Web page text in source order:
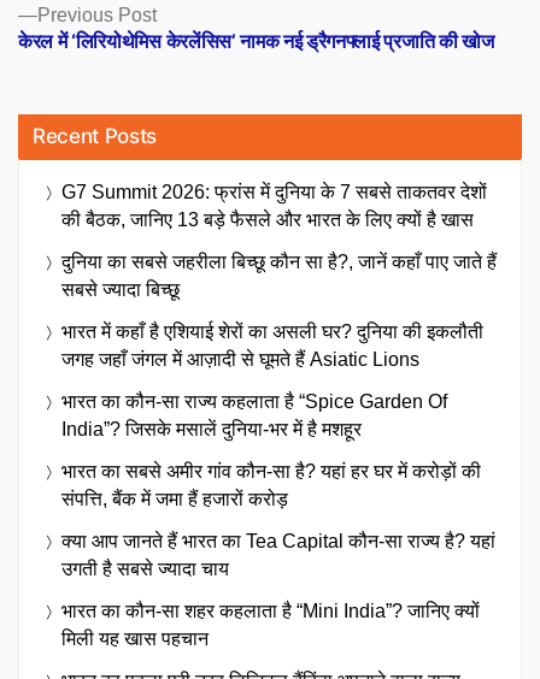
Previous PostPrevious
post:
केरल में ‘लिरियोथेमिस केरलेंसिस’ नामक नई ड्रैगनफ्लाई प्रजाति की खोज
Recent Posts
G7 Summit 2026: फ्रांस में दुनिया के 7 सबसे ताकतवर देशों
की बैठक, जानिए 13 बड़े फैसले और भारत के लिए क्यों है खास
दुनिया का सबसे जहरीला बिच्छू कौन सा है?, जानें कहाँ पाए जाते हैं
सबसे ज्यादा बिच्छू
भारत में कहाँ है एशियाई शेरों का असली घर? दुनिया की इकलौती
जगह जहाँ जंगल में आज़ादी से घूमते हैं Asiatic Lions
भारत का कौन-सा राज्य कहलाता है “Spice Garden Of
India”? जिसके मसालें दुनिया-भर में है मशहूर
भारत का सबसे अमीर गांव कौन-सा है? यहां हर घर में करोड़ों की
संपत्ति, बैंक में जमा हैं हजारों करोड़
क्या आप जानते हैं भारत का Tea Capital कौन-सा राज्य है? यहां
उगती है सबसे ज्यादा चाय
भारत का कौन-सा शहर कहलाता है “Mini India”? जानिए क्यों
मिली यह खास पहचान